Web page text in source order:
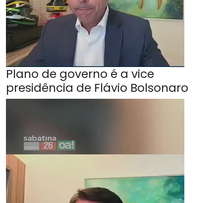
Plano de governo é a vice
presidência de Flávio Bolsonaro